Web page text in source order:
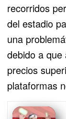
recorridos
del estadio
una
debido a que
precios
plataformas